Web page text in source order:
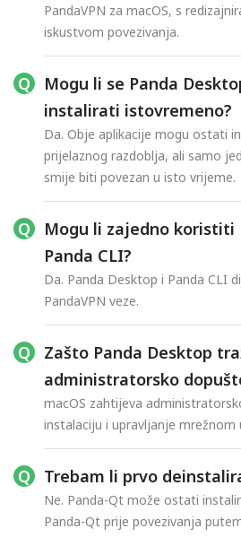
PandaVPN za macOS, s
iskustvom povezivanja.
Mogu li se Panda
instalirati istovremeno?
Da. Obje aplikacije mogu ostati
prijelaznog razdoblja, ali samo
smije biti povezan u isto vrijeme.
Mogu li zajedno koristiti
Panda CLI?
Da. Panda Desktop i Panda CLI
PandaVPN veze.
Zašto Panda Desktop
administratorsko
macOS zahtijeva
instalaciju i upravljanje mrežnom
Trebam li prvo
Ne. Panda-Qt može ostati
Panda-Qt prije povezivanja